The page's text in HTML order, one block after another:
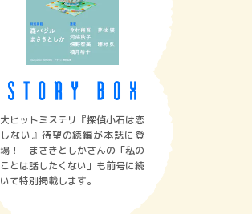
大ヒットミステリ『探偵小石は恋
しない』待望の続編が本誌に登
場！ まさきとしかさんの「私の
ことは話したくない」も前号に続
いて特別掲載します。